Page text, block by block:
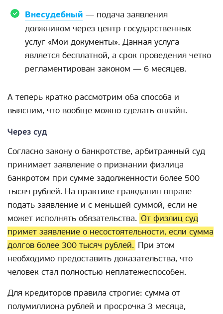
Внесудебный — подача заявления
должником через центр государственных
услуг «Мои документы». Данная услуга
является бесплатной, а срок проведения четко
регламентирован законом — 6 месяцев.
А теперь кратко рассмотрим оба способа и
выясним, что вообще можно сделать онлайн.
Через суд
Согласно закону о банкротстве, арбитражный суд
принимает заявление о признании физлица
банкротом при сумме задолженности более 500
тысяч рублей. На практике гражданин вправе
подать заявление и с меньшей суммой, если не
может исполнять обязательства. От физлиц суд
примет заявление о несостоятельности, если сумма
долгов более 300 тысяч рублей. При этом
необходимо предоставить доказательства, что
человек стал полностью неплатежеспособен.
Для кредиторов правила строгие: сумма от
полумиллиона рублей и просрочка 3 месяца,